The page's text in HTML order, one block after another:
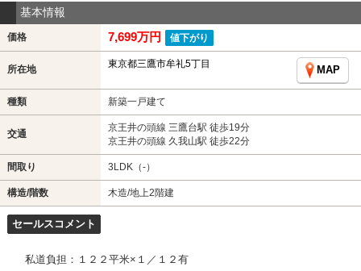
基本情報
価格 7,699万円 値下がり
所在地 東京都三鷹市牟礼5丁目
MAP
種類 新築一戸建て
交通
京王井の頭線 三鷹台駅 徒歩19分
京王井の頭線 久我山駅 徒歩22分
間取り 3LDK（-）
構造/階数 木造/地上2階建
セールスコメント
私道負担：１２２平米×１／１２有